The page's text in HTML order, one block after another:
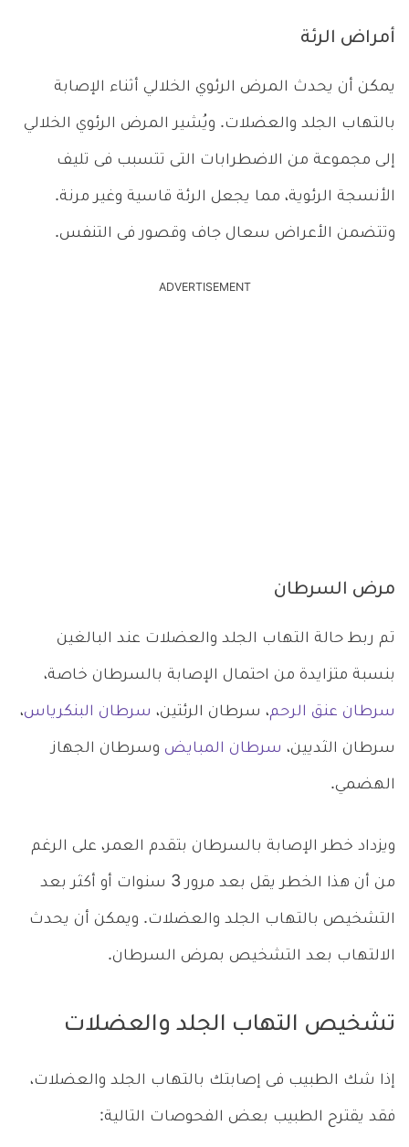
أمراض الرئة
يمكن أن يحدث المرض الرئوي الخلالي أثناء الإصابة
بالتهاب الجلد والعضلات. ويُشير المرض الرئوي الخلالي
إلى مجموعة من الاضطرابات التى تتسبب فى تليف
الأنسجة الرئوية، مما يجعل الرئة قاسية وغير مرنة.
وتتضمن الأعراض سعال جاف وقصور فى التنفس.
ADVERTISEMENT
مرض السرطان
تم ربط حالة التهاب الجلد والعضلات عند البالغين
بنسبة متزايدة من احتمال الإصابة بالسرطان خاصة،
سرطان عنق الرحم، سرطان الرئتين، سرطان البنكرياس،
سرطان الثديين، سرطان المبايض وسرطان الجهاز
الهضمي.
ويزداد خطر الإصابة بالسرطان بتقدم العمر، على الرغم
من أن هذا الخطر يقل بعد مرور 3 سنوات أو أكثر بعد
التشخيص بالتهاب الجلد والعضلات. ويمكن أن يحدث
الالتهاب بعد التشخيص بمرض السرطان.
تشخيص التهاب الجلد والعضلات
إذا شك الطبيب فى إصابتك بالتهاب الجلد والعضلات،
فقد يقترح الطبيب بعض الفحوصات التالية: